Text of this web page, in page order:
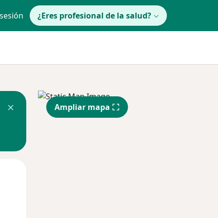
¿Eres profesional de la salud?
Ampliar mapa